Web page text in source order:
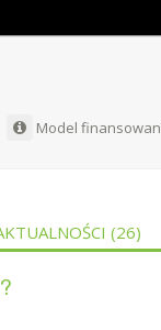
Model
(26)